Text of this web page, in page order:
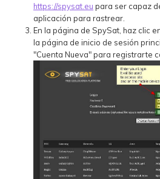
https://spysat.eu para ser capaz
aplicación para rastrear.
En la página de SpySat, haz clic
la página de inicio de sesión
"Cuenta Nueva" para registrarte